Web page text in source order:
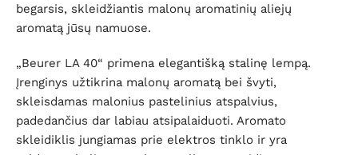
begarsis, skleidžiantis malonų aromatinių aliejų
aromatą jūsų namuose.
„Beurer LA 40“ primena elegantišką stalinę lempą.
Įrenginys užtikrina malonų aromatą bei švyti,
skleisdamas malonius pastelinius atspalvius,
padedančius dar labiau atsipalaiduoti. Aromato
skleidiklis jungiamas prie elektros tinklo ir yra